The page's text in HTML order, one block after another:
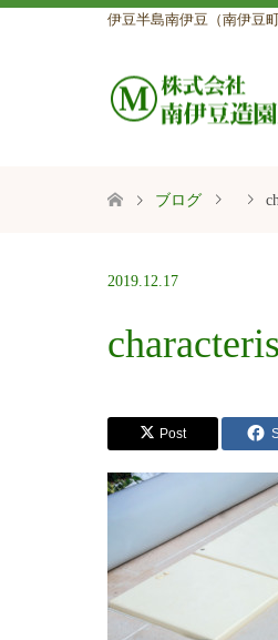
伊豆半島南伊豆（南伊豆
ブログ
2019.12.17
Post